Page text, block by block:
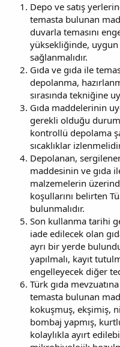
Depo ve satış
temasta bulunan
duvarla temasını
yüksekliğinde, uygun
sağlanmalıdır.
Gıda ve gıda ile
depolanma,
sırasında tekniğine
Gıda maddelerinin
gerekli olduğu
kontrollü depolama
sıcaklıklar
Depolanan,
maddesinin ve gıda
malzemelerin
koşullarını belirten
bulunmalıdır.
Son kullanma tarihi
iade edilecek olan
ayrı bir yerde
yapılmalı, kayıt
engelleyecek diğer
Türk gıda
temasta bulunan
kokuşmuş, ekşimiş,
bombaj yapmış,
kolaylıkla ayırt